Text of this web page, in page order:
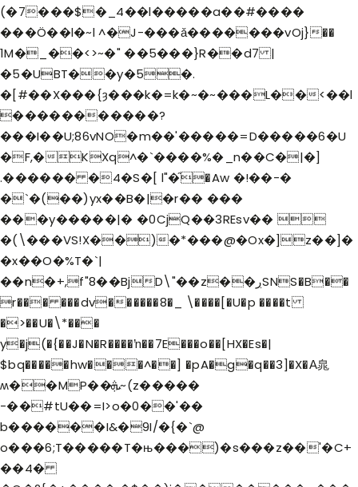
(�7���$�_4��l�����a��#����
���Ö��l�~l ^�J-���ǎ�������vOj}��
1M�_��<>~�" ��5���}R��d7 |
�5�UBT��y�5�.
�[#��X���{ȝ���k�=k�~�~���L��<��l
�����������?
���I��U;86vNO�m��'�����=D�����6�U
�F,�KXq^�`����%�_n��C�|�]
.������ �4�S�[ l"�֞�Aw �!��-�
�`�(��)yx��B�|�r�� ���
���y�����|� �0CjQ��3REsv�� 
�(\���VS!X��)�*���@�Ox�]z��]�
�x��O�%T�`|
��n�+,f"8��BjD\"��z��ڔSNS�B��
r��� ���dv������8�_ \����[�U�p ����t
�>��U�\*���
y�j(�{��J�N�R����ŉ��7E���o��[HX�Es�|
$bq�����hw���^��] �pA�g�q��3]�X�А㿡
ʍ��MP��ܞ~(z�����
-��#tU��=I>o�0��'��
b������I&�9I/�{�`@
o���6;T�����T�њ���)�s���z��'�C+
��4�